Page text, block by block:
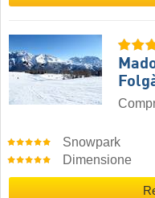
Snowpark
Dimensione